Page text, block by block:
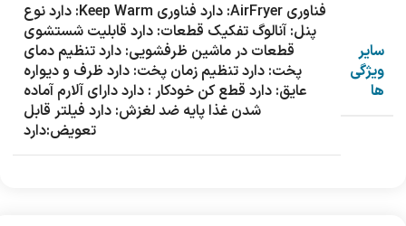
سایر
ویژگی
ها
فناوری AirFryer: دارد فناوری Keep Warm: دارد نوع
پنل: آنالوگ تفکیک قطعات: دارد قابلیت شستشوی
قطعات در ماشین ظرفشویی: دارد تنظیم دمای
پخت: دارد تنظیم زمان پخت: دارد ظرف و دیواره
عایق: دارد قطع کن خودکار : دارد داراي آلارم آماده
شدن غذا پایه ضد لغزش: دارد فیلتر قابل
تعویض:دارد